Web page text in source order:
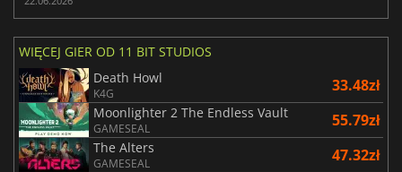
WIĘCEJ GIER OD 11 BIT STUDIOS
Death Howl
K4G 33.48zł
Moonlighter 2 The Endless Vault
GAMESEAL 55.79zł
The Alters
GAMESEAL 47.32zł